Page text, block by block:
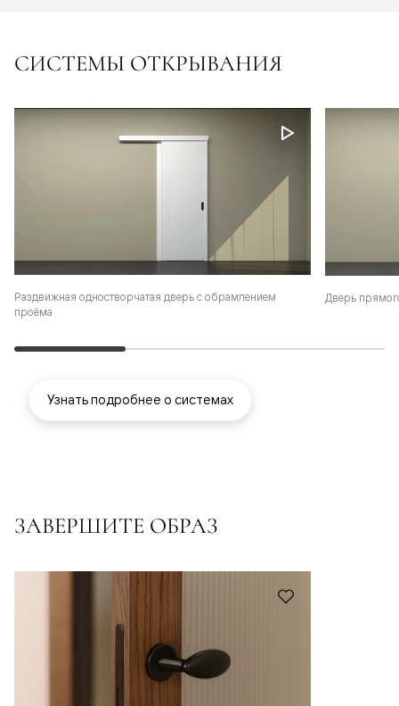
СИСТЕМЫ ОТКРЫВАНИЯ
Раздвижная одностворчатая дверь с обрамлением
проёма
Дверь
Узнать подробнее о системах
ЗАВЕРШИТЕ ОБРАЗ